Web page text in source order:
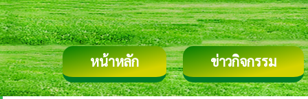
หน้าหลัก ข่าวกิจกรรม